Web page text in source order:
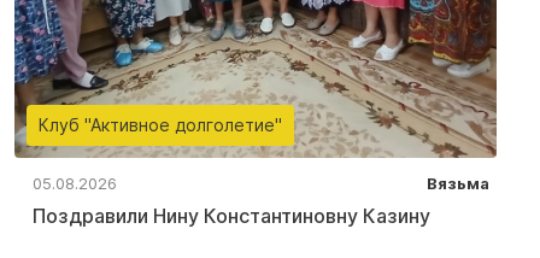
Клуб "Активное долголетие"
05.08.2026 Вязьма
Поздравили Нину Константиновну Казину